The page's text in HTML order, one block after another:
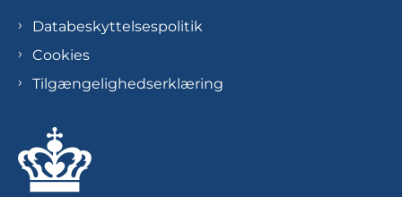
Databeskyttelsespolitik
Cookies
Tilgængelighedserklæring